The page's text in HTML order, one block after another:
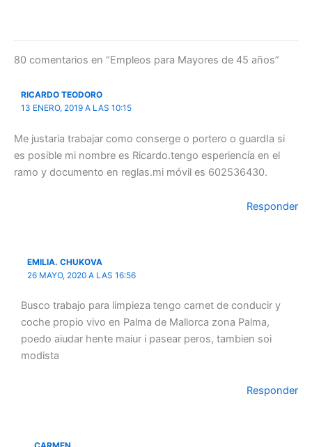
80 comentarios en “Empleos para Mayores de 45 años”
RICARDO TEODORO
13 ENERO, 2019 A LAS 10:15
Me justaria trabajar como conserge o portero o guardIa si
es posible mi nombre es Ricardo.tengo esperiencía en el
ramo y documento en reglas.mi móvil es 602536430.
Responder
EMILIA. CHUKOVA
26 MAYO, 2020 A LAS 16:56
Busco trabajo para limpieza tengo carnet de conducir y
coche propio vivo en Palma de Mallorca zona Palma,
poedo aiudar hente maiur i pasear peros, tambien soi
modista
Responder